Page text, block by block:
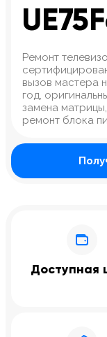
Ремонт
вызов мастера
год,
замена
ремонт блока
Доступная